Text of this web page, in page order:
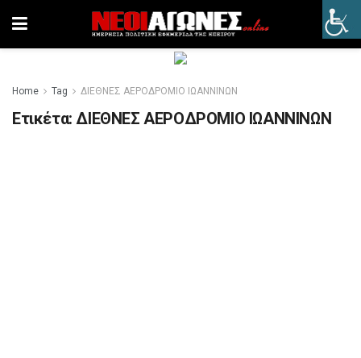
Home Tag ΔΙΕΘΝΕΣ ΑΕΡΟΔΡΟΜΙΟ ΙΩΑΝΝΙΝΩΝ
Ετικέτα:ΔΙΕΘΝΕΣ ΑΕΡΟΔΡΟΜΙΟ ΙΩΑΝΝΙΝΩΝ